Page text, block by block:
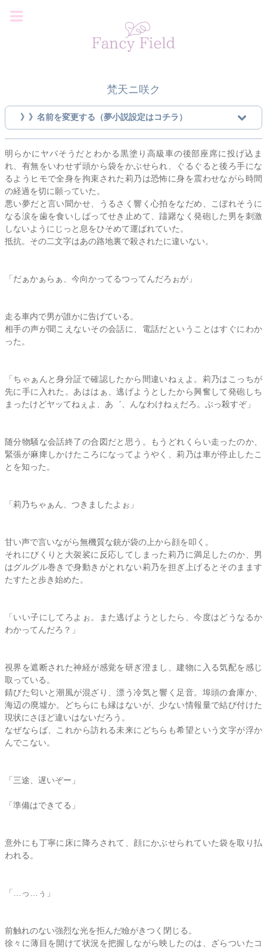
梵天ニ咲ク
》》名前を変更する（夢小説設定はコチラ）
明らかにヤバそうだとわかる黒塗り高級車の後部座席に投げ込ま
れ、有無をいわせず頭から袋をかぶせられ、ぐるぐると後ろ手にな
るようヒモで全身を拘束された 莉乃は恐怖に身を震わせながら時間
の経過を切に願っていた。
悪い夢だと言い聞かせ、うるさく響く心拍をなだめ、こぼれそうに
なる涙を歯を食いしばってせき止めて、躊躇なく発砲した男を刺激
しないようにじっと息をひそめて運ばれていた。
抵抗。その二文字はあの路地裏で殺されたに違いない。
「だぁかぁらぁ、今向かってるつってんだろぉが」
走る車内で男が誰かに告げている。
相手の声が聞こえないその会話に、電話だということはすぐにわか
った。
「ちゃぁんと身分証で確認したから間違いねぇよ。 莉乃はこっちが
先に手に入れた。あははぁ、逃げようとしたから興奮して発砲しち
まったけどヤッてねぇよ、あ゛、んなわけねぇだろ。ぶっ殺すぞ」
随分物騒な会話終了の合図だと思う。もうどれくらい走ったのか、
緊張が麻痺しかけたころになってようやく、 莉乃は車が停止したこ
とを知った。
「 莉乃ちゃぁん、つきましたよぉ」
甘い声で言いながら無機質な銃が袋の上から顔を叩く。
それにびくりと大袈裟に反応してしまった 莉乃に満足したのか、男
はグルグル巻きで身動きがとれない莉乃を担ぎ上げるとそのまます
たすたと歩き始めた。
「いい子にしてろよぉ。また逃げようとしたら、今度はどうなるか
わかってんだろ？」
視界を遮断された神経が感覚を研ぎ澄まし、建物に入る気配を感じ
取っている。
錆びた匂いと潮風が混ざり、漂う冷気と響く足音。埠頭の倉庫か、
海辺の廃墟か。どちらにも縁はないが、少ない情報量で結び付けた
現状にさほど違いはないだろう。
なぜならば、これから訪れる未来にどちらも希望という文字が浮か
んでこない。
「三途、遅いぞー」
「準備はできてる」
意外にも丁寧に床に降ろされて、顔にかぶせられていた袋を取り払
われる。
「…っ…ぅ」
前触れのない強烈な光を拒んだ瞼がきつく閉じる。
徐々に薄目を開けて状況を把握しながら映したのは、ざらついたコ